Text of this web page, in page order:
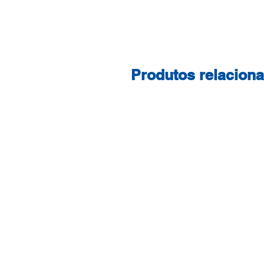
Produtos